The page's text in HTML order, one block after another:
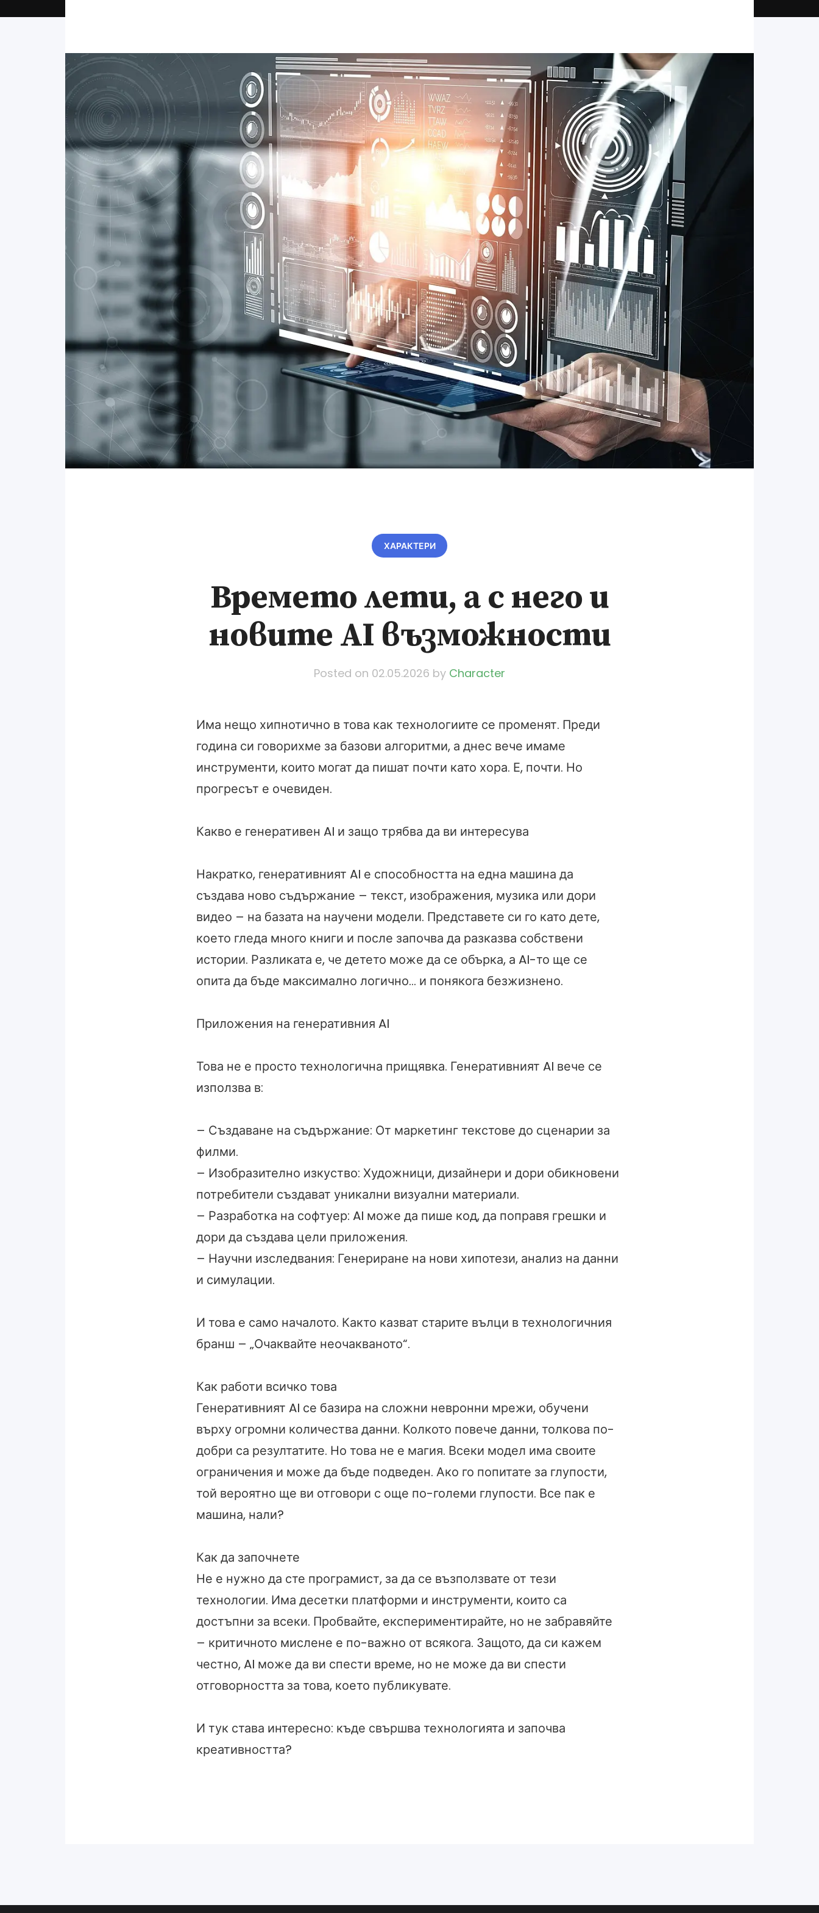
ХАРАКТЕРИ
Времето лети, а с него и
новите AI възможности
Posted on 02.05.2026 by Character
Има нещо хипнотично в това как технологиите се променят. Преди
година си говорихме за базови алгоритми, а днес вече имаме
инструменти, които могат да пишат почти като хора. Е, почти. Но
прогресът е очевиден.
Какво е генеративен AI и защо трябва да ви интересува
Накратко, генеративният AI е способността на една машина да
създава ново съдържание – текст, изображения, музика или дори
видео – на базата на научени модели. Представете си го като дете,
което гледа много книги и после започва да разказва собствени
истории. Разликата е, че детето може да се обърка, а AI-то ще се
опита да бъде максимално логично… и понякога безжизнено.
Приложения на генеративния AI
Това не е просто технологична прищявка. Генеративният AI вече се
използва в:
– Създаване на съдържание: От маркетинг текстове до сценарии за
филми.
– Изобразително изкуство: Художници, дизайнери и дори обикновени
потребители създават уникални визуални материали.
– Разработка на софтуер: AI може да пише код, да поправя грешки и
дори да създава цели приложения.
– Научни изследвания: Генериране на нови хипотези, анализ на данни
и симулации.
И това е само началото. Както казват старите вълци в технологичния
бранш – „Очаквайте неочакваното“.
Как работи всичко това
Генеративният AI се базира на сложни невронни мрежи, обучени
върху огромни количества данни. Колкото повече данни, толкова по-
добри са резултатите. Но това не е магия. Всеки модел има своите
ограничения и може да бъде подведен. Ако го попитате за глупости,
той вероятно ще ви отговори с още по-големи глупости. Все пак е
машина, нали?
Как да започнете
Не е нужно да сте програмист, за да се възползвате от тези
технологии. Има десетки платформи и инструменти, които са
достъпни за всеки. Пробвайте, експериментирайте, но не забравяйте
– критичното мислене е по-важно от всякога. Защото, да си кажем
честно, AI може да ви спести време, но не може да ви спести
отговорността за това, което публикувате.
И тук става интересно: къде свършва технологията и започва
креативността?